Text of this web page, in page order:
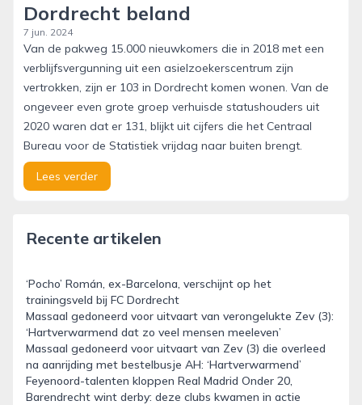
Dordrecht beland
7 jun. 2024
Van de pakweg 15.000 nieuwkomers die in 2018 met een
verblijfsvergunning uit een asielzoekerscentrum zijn
vertrokken, zijn er 103 in Dordrecht komen wonen. Van de
ongeveer even grote groep verhuisde statushouders uit
2020 waren dat er 131, blijkt uit cijfers die het Centraal
Bureau voor de Statistiek vrijdag naar buiten brengt.
Lees verder
Recente artikelen
‘Pocho’ Román, ex-Barcelona, verschijnt op het
trainingsveld bij FC Dordrecht
Massaal gedoneerd voor uitvaart van verongelukte Zev (3):
‘Hartverwarmend dat zo veel mensen meeleven’
Massaal gedoneerd voor uitvaart van Zev (3) die overleed
na aanrijding met bestelbusje AH: ‘Hartverwarmend’
Feyenoord-talenten kloppen Real Madrid Onder 20,
Barendrecht wint derby: deze clubs kwamen in actie